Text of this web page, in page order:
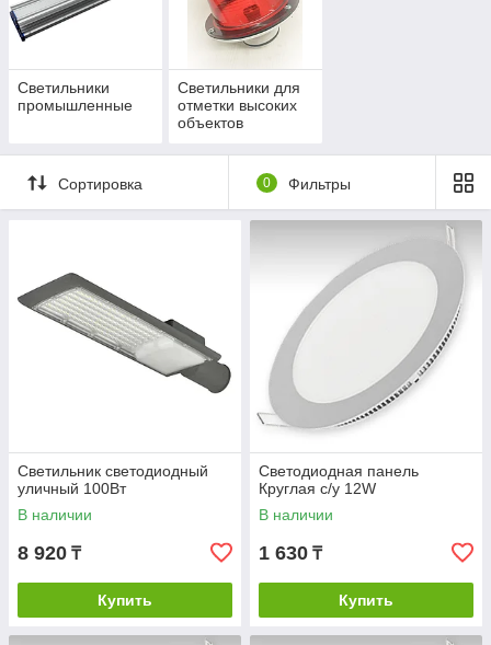
Светильники
промышленные
Светильники для
отметки высоких
объектов
Сортировка 0 Фильтры
Светильник светодиодный
уличный 100Вт
В наличии
8 920 ₸
Купить
Светодиодная панель
Круглая с/у 12W
В наличии
1 630 ₸
Купить